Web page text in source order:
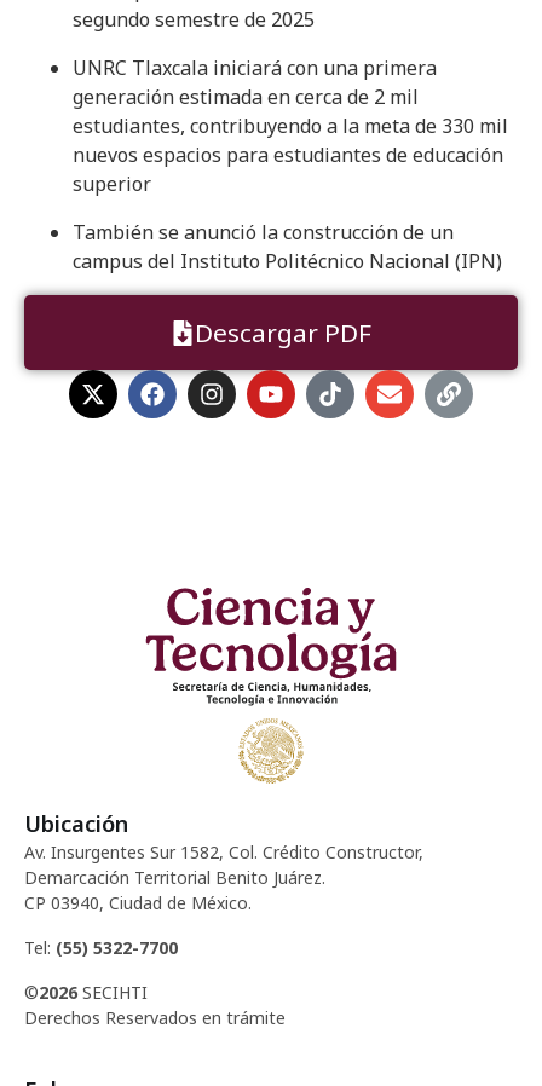
segundo semestre de 2025
UNRC Tlaxcala iniciará con una primera
generación estimada en cerca de 2 mil
estudiantes, contribuyendo a la meta de 330 mil
nuevos espacios para estudiantes de educación
superior
También se anunció la construcción de un
campus del Instituto Politécnico Nacional (IPN)
Descargar PDF
Ubicación
Av. Insurgentes Sur 1582, Col. Crédito Constructor,
Demarcación Territorial Benito Juárez.
CP 03940, Ciudad de México.
Tel: (55) 5322-7700
©2026 SECIHTI
Derechos Reservados en trámite